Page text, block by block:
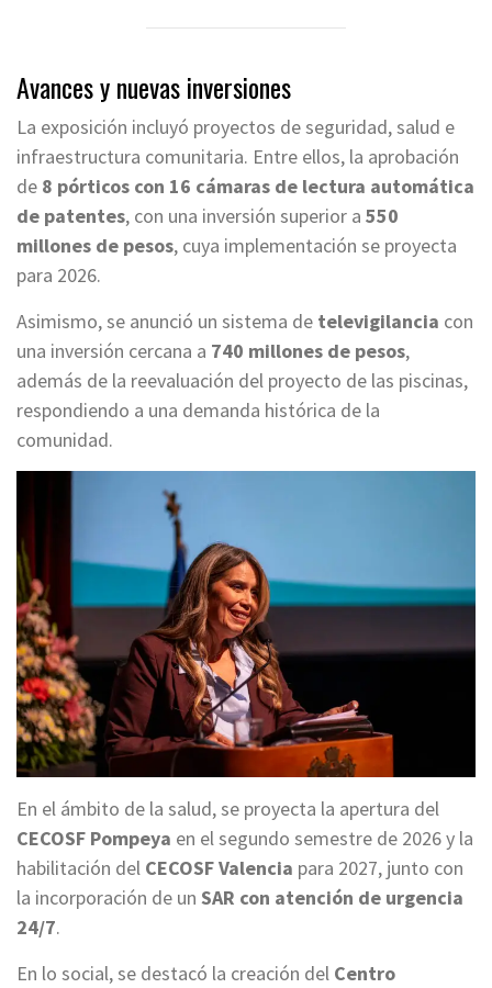
Avances y nuevas inversiones
La exposición incluyó proyectos de seguridad, salud e
infraestructura comunitaria. Entre ellos, la aprobación
de 8 pórticos con 16 cámaras de lectura automática
de patentes, con una inversión superior a 550
millones de pesos, cuya implementación se proyecta
para 2026.
Asimismo, se anunció un sistema de televigilancia con
una inversión cercana a 740 millones de pesos,
además de la reevaluación del proyecto de las piscinas,
respondiendo a una demanda histórica de la
comunidad.
En el ámbito de la salud, se proyecta la apertura del
CECOSF Pompeya en el segundo semestre de 2026 y la
habilitación del CECOSF Valencia para 2027, junto con
la incorporación de un SAR con atención de urgencia
24/7.
En lo social, se destacó la creación del Centro